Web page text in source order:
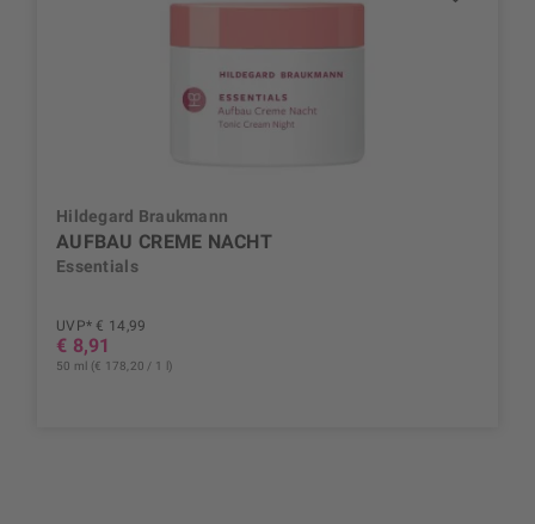
Hildegard Braukmann
AUFBAU CREME NACHT
Essentials
UVP* € 14,99
€ 8,91
50 ml (€ 178,20 / 1 l)